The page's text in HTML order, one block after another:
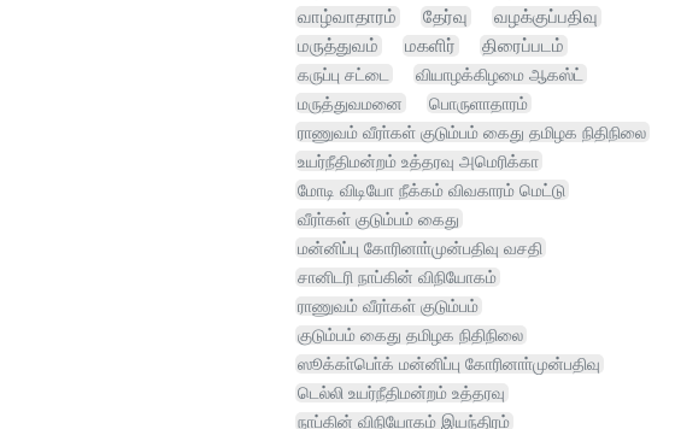
வாழ்வாதாரம்
தேர்வு
வழக்குப்பதிவு
மருத்துவம்
மகளிர் திரைப்படம்
கருப்பு சட்டை
வியாழக்கிழமை ஆகஸ்ட்
மருத்துவமனை
பொருளாதாரம்
ராணுவம் வீரா்கள் குடும்பம் கைது தமிழக நிதிநிலை
உயர்நீதிமன்றம் உத்தரவு அமெரிக்கா
மோடி விடியோ நீக்கம் விவகாரம் மெட்டு
வீரா்கள் குடும்பம் கைது
மன்னிப்பு கோரினாா்முன்பதிவு வசதி
சானிடரி நாப்கின் விநியோகம்
ராணுவம் வீரா்கள் குடும்பம்
குடும்பம் கைது தமிழக நிதிநிலை
ஸூக்கா்பொ்க் மன்னிப்பு கோரினாா்முன்பதிவு
டெல்லி உயர்நீதிமன்றம் உத்தரவு
நாப்கின் விநியோகம் இயந்திரம்